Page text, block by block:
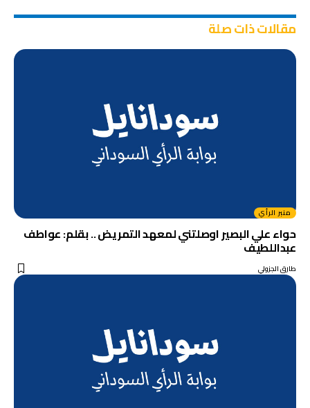
مقالات ذات صلة
منبر الرأي
حواء علي البصير اوصلتني لمعهد التمريض .. بقلم: عواطف
عبداللطيف
طارق الجزولي